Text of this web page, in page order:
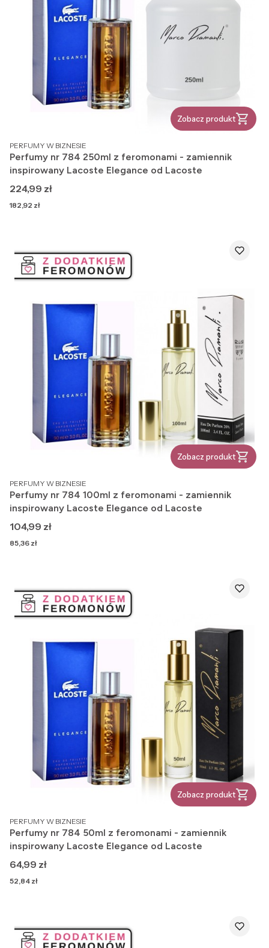
Zobacz produkt
PRODUCENT
PERFUMY W BIZNESIE
Perfumy nr 784 250ml z feromonami - zamiennik
inspirowany Lacoste Elegance od Lacoste
Cena
224,99 zł
Cena
182,92 zł
Zobacz produkt
PRODUCENT
PERFUMY W BIZNESIE
Perfumy nr 784 100ml z feromonami - zamiennik
inspirowany Lacoste Elegance od Lacoste
Cena
104,99 zł
Cena
85,36 zł
Zobacz produkt
PRODUCENT
PERFUMY W BIZNESIE
Perfumy nr 784 50ml z feromonami - zamiennik
inspirowany Lacoste Elegance od Lacoste
Cena
64,99 zł
Cena
52,84 zł